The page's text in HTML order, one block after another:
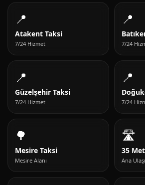
📍
Atakent Taksi
7/24 Hizmet
📍
7/24
📍
Güzelşehir Taksi
7/24 Hizmet
📍
7/24
🌳
Mesire Taksi
Mesire Alanı
🛣️
35
Ana